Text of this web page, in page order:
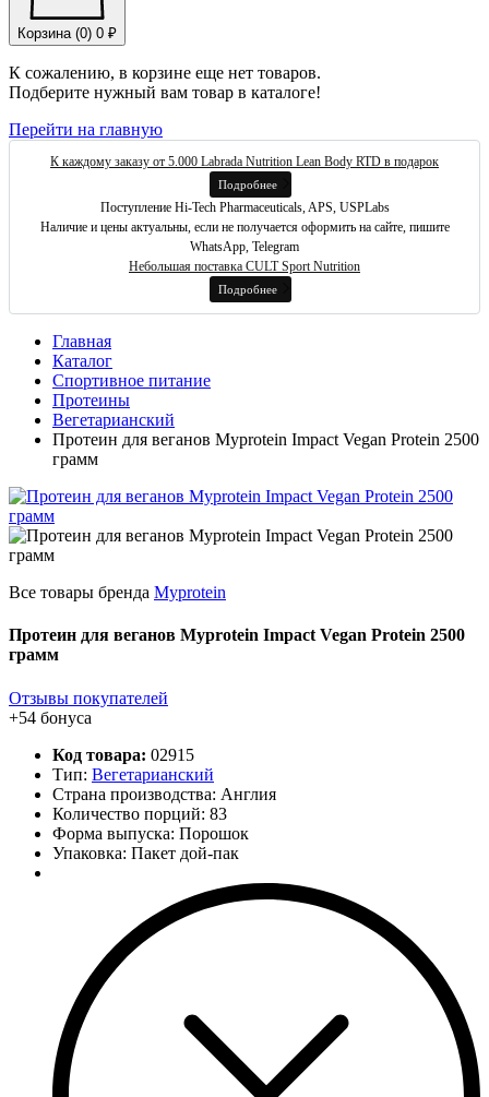
Корзина (0) 0 ₽
К сожалению, в корзине еще нет товаров.
Подберите нужный вам товар в каталоге!
Перейти на главную
К каждому заказу от 5.000 Labrada Nutrition Lean Body RTD в подарок
Подробнее
Поступление Hi-Tech Pharmaceuticals, APS, USPLabs
Наличие и цены актуальны, если не получается оформить на сайте, пишите
WhatsApp, Telegram
Небольшая поставка CULT Sport Nutrition
Подробнее
Главная
Каталог
Спортивное питание
Протеины
Вегетарианский
Протеин для веганов Myprotein Impact Vegan Protein 2500
грамм
Все товары бренда Myprotein
Протеин для веганов Myprotein Impact Vegan Protein 2500
грамм
Отзывы покупателей
+54 бонуса
Код товара: 02915
Тип: Вегетарианский
Страна производства: Англия
Количество порций: 83
Форма выпуска: Порошок
Упаковка: Пакет дой-пак